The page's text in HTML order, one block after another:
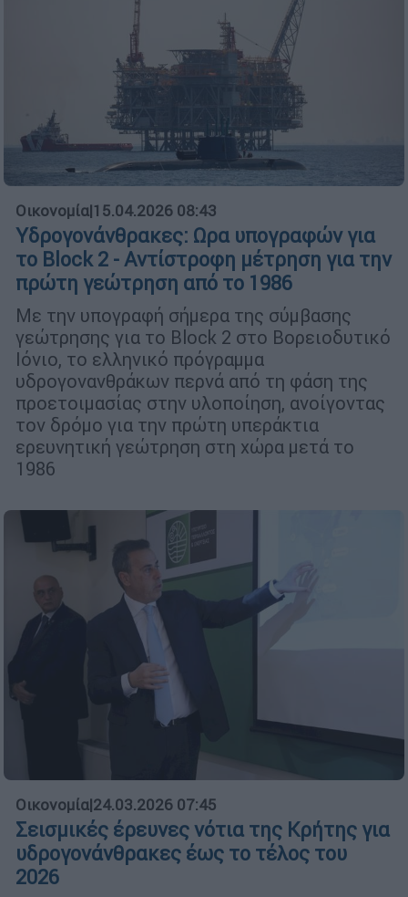
Οικονομία|15.04.2026 08:43
Υδρογονάνθρακες: Ωρα υπογραφών για
το Block 2 - Αντίστροφη μέτρηση για την
πρώτη γεώτρηση από το 1986
Με την υπογραφή σήμερα της σύμβασης
γεώτρησης για το Block 2 στο Βορειοδυτικό
Ιόνιο, το ελληνικό πρόγραμμα
υδρογονανθράκων περνά από τη φάση της
προετοιμασίας στην υλοποίηση, ανοίγοντας
τον δρόμο για την πρώτη υπεράκτια
ερευνητική γεώτρηση στη χώρα μετά το
1986
Οικονομία|24.03.2026 07:45
Σεισμικές έρευνες νότια της Κρήτης για
υδρογονάνθρακες έως το τέλος του
2026